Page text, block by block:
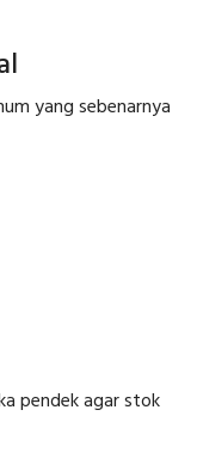
yang sebenarnya
pendek agar stok